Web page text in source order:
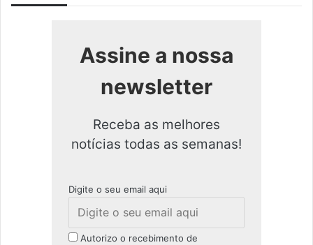
Assine a nossa
newsletter
Receba as melhores
notícias todas as semanas!
Digite o seu email aqui
Autorizo o recebimento de